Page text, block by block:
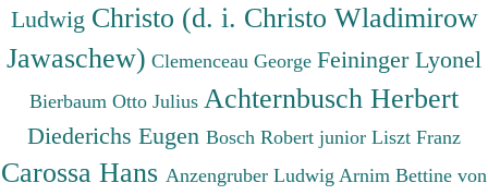
Ludwig Christo (d. i. Christo Wladimirow
Jawaschew) Clemenceau George Feininger Lyonel
Bierbaum Otto Julius Achternbusch Herbert
Diederichs Eugen Bosch Robert junior Liszt Franz
Carossa Hans Anzengruber Ludwig Arnim Bettine von